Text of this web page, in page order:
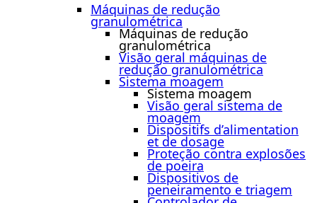
Máquinas de redução
granulométrica
Máquinas de redução
granulométrica
Visão geral máquinas de
redução granulométrica
Sistema moagem
Sistema moagem
Visão geral sistema de
moagem
Dispositifs d’alimentation
et de dosage
Proteção contra explosões
de poeira
Dispositivos de
peneiramento e triagem